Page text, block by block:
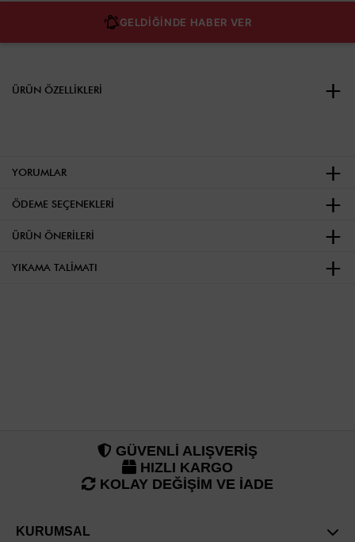
GELDİĞİNDE HABER VER
ÜRÜN ÖZELLIKLERI
YORUMLAR
ÖDEME SEÇENEKLERI
ÜRÜN ÖNERILERI
YIKAMA TALIMATI
GÜVENLİ ALIŞVERİŞ
HIZLI KARGO
KOLAY DEĞİŞİM VE İADE
KURUMSAL